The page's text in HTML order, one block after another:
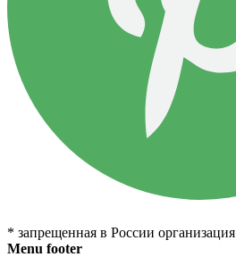
* запрещенная в России организация
Menu footer